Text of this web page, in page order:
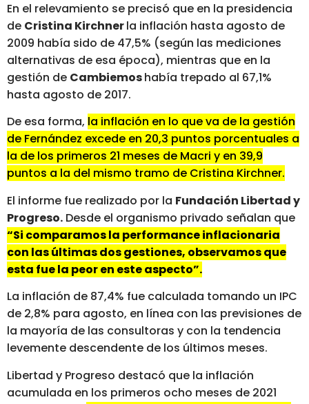
En el relevamiento se precisó que en la presidencia
de Cristina Kirchnerla inflación hasta agosto de
2009 había sido de 47,5% (según las mediciones
alternativas de esa época), mientras que en la
gestión de Cambiemoshabía trepado al 67,1%
hasta agosto de 2017.
De esa forma, la inflación en lo que va de la gestión
de Fernández excede en 20,3 puntos porcentuales a
la de los primeros 21 meses de Macri y en 39,9
puntos a la del mismo tramo de Cristina Kirchner.
El informe fue realizado por la Fundación Libertad y
Progreso. Desde el organismo privado señalan que
“Si comparamos la performance inflacionaria
con las últimas dos gestiones, observamos que
esta fue la peor en este aspecto”.
La inflación de 87,4% fue calculada tomando un IPC
de 2,8% para agosto, en línea con las previsiones de
la mayoría de las consultoras y con la tendencia
levemente descendente de los últimos meses.
Libertad y Progreso destacó que la inflación
acumulada en los primeros ocho meses de 2021